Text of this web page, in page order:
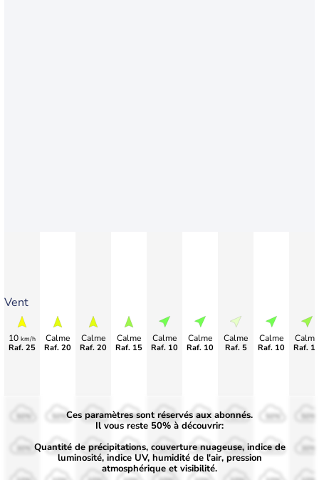
Vent
10 km/h
Raf. 25
Calme
Raf. 20
Calme
Raf. 20
Calme
Raf. 15
Calme
Raf. 10
Calme
Raf. 10
Calme
Raf. 5
Calme
Raf. 10
Calme
Raf.
50%
30%
50%
30%
50%
30%
50%
30%
50%
30%
50%
30%
50%
30%
Ces paramètres sont réservés aux abonnés.
Il vous reste 50% à découvrir:
Quantité de précipitations, couverture nuageuse, indice de
luminosité, indice UV, humidité de l'air, pression
atmosphérique et visibilité.